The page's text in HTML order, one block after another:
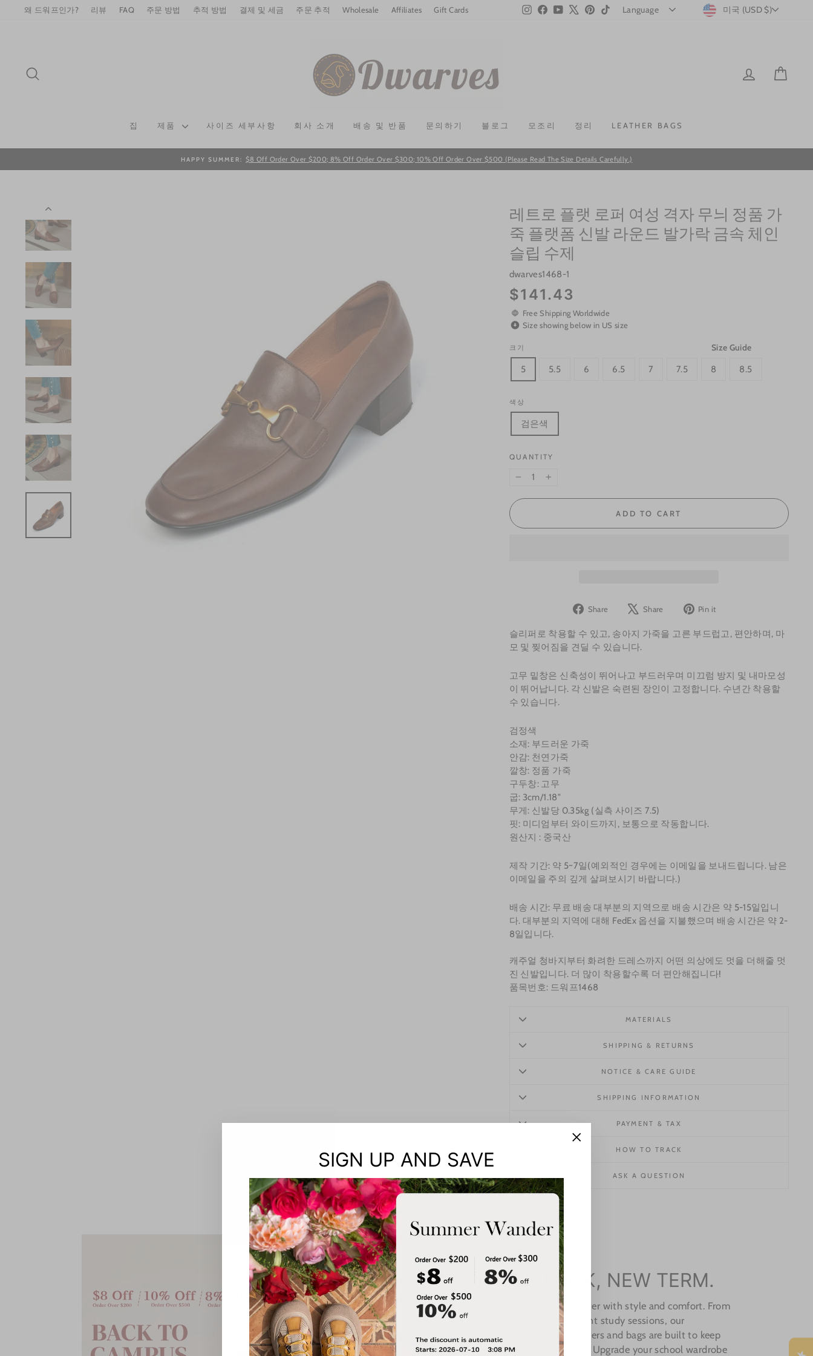
왜 드워프인가? 리뷰 FAQ 주문 방법 추적 방법 결제 및 세금 주문 추적 Wholesale Affiliates Gift Cards InstagramFacebookYouTube Pinterest
TikTok 미국 (USD $)
LOG IN
집 제품 사이즈 세부사항 회사 소개 배송 및 반품 문의하기 블로그 모조리 정리 LEATHER BAGS
Pause
HAPPY SUMMER: $8 Off Order Over $200; 8% Off Order Over $300; 10% Off Order Over $500 (Please Read The Size Details Carefully.)
레트로 플랫 로퍼 여성 격자 무늬 정품 가
죽 플랫폼 신발 라운드 발가락 금속 체인
슬립 수제
dwarves1468-1
Regular
price
$141.43
Free Shipping Worldwide
Size showing below in US size
Size Guide
크기
5 5.5 6 6.5 7 7.5 8 8.5
색상
검은색
QUANTITY
ADD TO CART
Share
Share
Facebook
Share
Tweet
X
Pin it
Pinterest
슬리퍼로 착용할 수 있고, 송아지 가죽을 고른 부드럽고, 편안하며, 마
모 및 찢어짐을 견딜 수 있습니다.
고무 밑창은 신축성이 뛰어나고 부드러우며 미끄럼 방지 및 내마모성
이 뛰어납니다. 각 신발은 숙련된 장인이 고정합니다. 수년간 착용할
수 있습니다.
검정색
소재: 부드러운 가죽
안감: 천연가죽
깔창: 정품 가죽
구두창: 고무
굽: 3cm/1.18"
무게: 신발당 0.35kg (실측 사이즈 7.5)
핏: 미디엄부터 와이드까지, 보통으로 작동합니다.
원산지 : 중국산
제작 기간: 약 5~7일(예외적인 경우에는 이메일을 보내드립니다. 남은
이메일을 주의 깊게 살펴보시기 바랍니다.)
배송 시간: 무료 배송 대부분의 지역으로 배송 시간은 약 5-15일입니
다. 대부분의 지역에 대해 FedEx 옵션을 지불했으며 배송 시간은 약 2-
8일입니다.
캐주얼 청바지부터 화려한 드레스까지 어떤 의상에도 멋을 더해줄 멋
진 신발입니다. 더 많이 착용할수록 더 편안해집니다!
품목번호: 드워프1468
MATERIALS
SHIPPING & RETURNS
NOTICE & CARE GUIDE
SHIPPING INFORMATION
PAYMENT & TAX
HOW TO TRACK
ASK A QUESTION
FRESH LOOK, NEW TERM.
Step into the new semester with style and comfort. From
campus walks to late-night study sessions, our
handcrafted leather sneakers and bags are built to keep
up with your daily hustle. Upgrade your school wardrobe
SIGN UP AND SAVE